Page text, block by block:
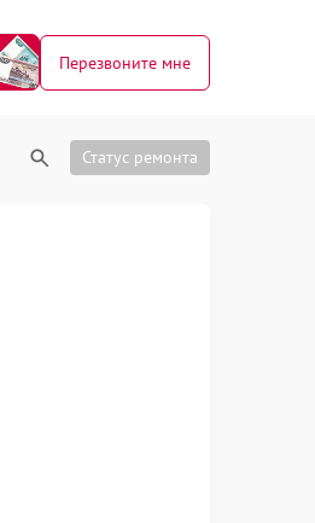
Перезвоните мне
Статус ремонта